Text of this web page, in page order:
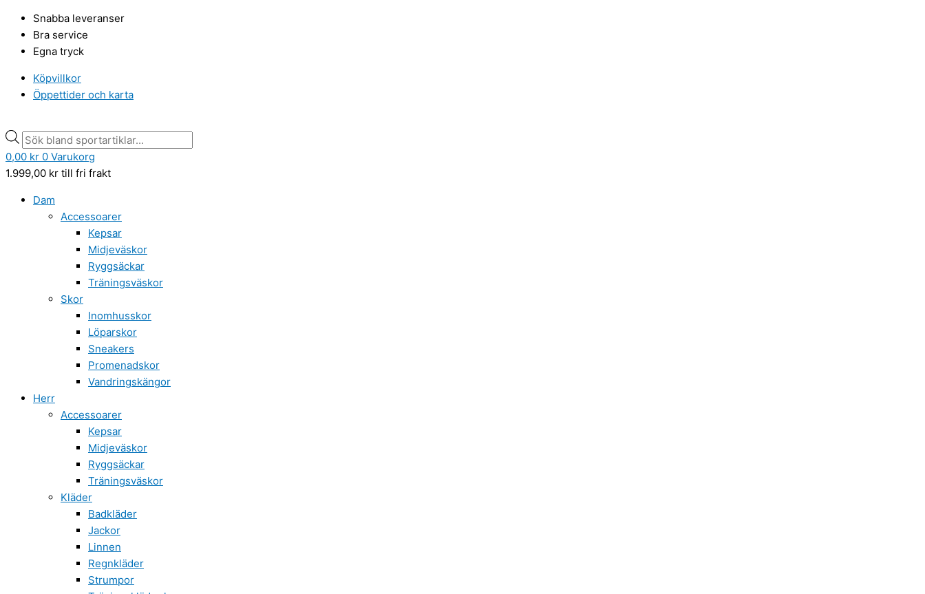
innehåll
Snabba leveranser
Bra service
Egna tryck
Köpvillkor
Öppettider och karta
search
0,00 kr 0 Varukorg
1.999,00 kr till fri frakt
Dam
Accessoarer
Kepsar
Midjeväskor
Ryggsäckar
Träningsväskor
Skor
Inomhusskor
Löparskor
Sneakers
Promenadskor
Vandringskängor
Herr
Accessoarer
Kepsar
Midjeväskor
Ryggsäckar
Träningsväskor
Kläder
Badkläder
Jackor
Linnen
Regnkläder
Strumpor
search
North
dam
fleecetröja,
mängd